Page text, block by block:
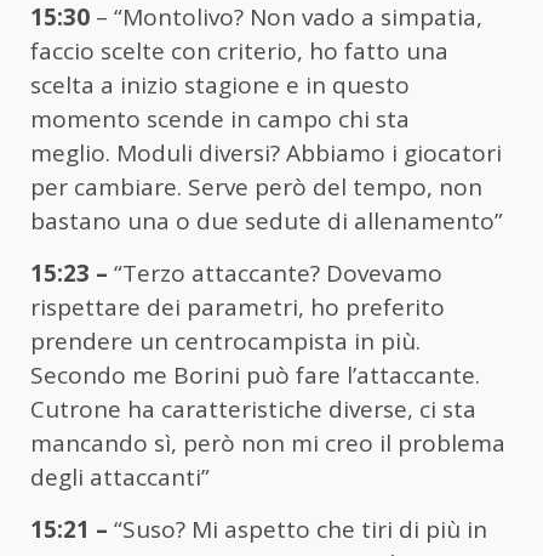
15:30 – “Montolivo? Non vado a simpatia,
faccio scelte con criterio, ho fatto una
scelta a inizio stagione e in questo
momento scende in campo chi sta
meglio. Moduli diversi? Abbiamo i giocatori
per cambiare. Serve però del tempo, non
bastano una o due sedute di allenamento”
15:23 – “Terzo attaccante? Dovevamo
rispettare dei parametri, ho preferito
prendere un centrocampista in più.
Secondo me Borini può fare l’attaccante.
Cutrone ha caratteristiche diverse, ci sta
mancando sì, però non mi creo il problema
degli attaccanti”
15:21 – “Suso? Mi aspetto che tiri di più in